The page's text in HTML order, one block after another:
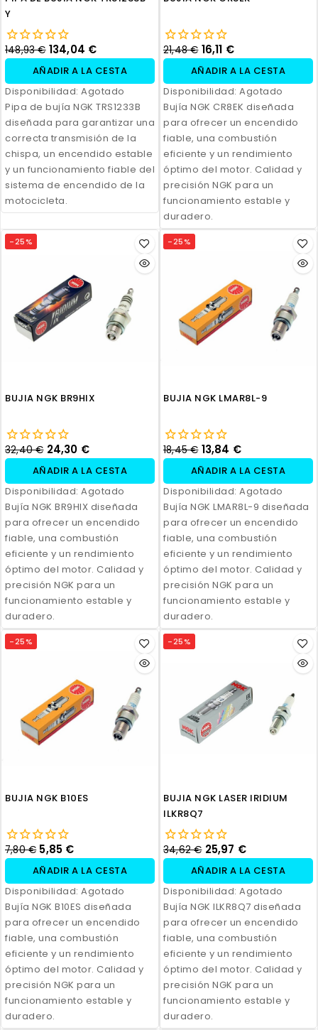
Y
148,93 € 134,04 €
AÑADIR A LA CESTA
Disponibilidad: Agotado
Pipa de bujía NGK TRS1233B
diseñada para garantizar una
correcta transmisión de la
chispa, un encendido estable
y un funcionamiento fiable del
sistema de encendido de la
motocicleta.
21,48 € 16,11 €
AÑADIR A LA CESTA
Disponibilidad: Agotado
Bujía NGK CR8EK diseñada
para ofrecer un encendido
fiable, una combustión
eficiente y un rendimiento
óptimo del motor. Calidad y
precisión NGK para un
funcionamiento estable y
duradero.
-25%
BUJIA NGK BR9HIX
32,40 € 24,30 €
AÑADIR A LA CESTA
Disponibilidad: Agotado
Bujía NGK BR9HIX diseñada
para ofrecer un encendido
fiable, una combustión
eficiente y un rendimiento
óptimo del motor. Calidad y
precisión NGK para un
funcionamiento estable y
duradero.
-25%
BUJIA NGK LMAR8L-9
18,45 € 13,84 €
AÑADIR A LA CESTA
Disponibilidad: Agotado
Bujía NGK LMAR8L-9 diseñada
para ofrecer un encendido
fiable, una combustión
eficiente y un rendimiento
óptimo del motor. Calidad y
precisión NGK para un
funcionamiento estable y
duradero.
-25%
BUJIA NGK B10ES
7,80 € 5,85 €
AÑADIR A LA CESTA
Disponibilidad: Agotado
Bujía NGK B10ES diseñada
para ofrecer un encendido
fiable, una combustión
eficiente y un rendimiento
óptimo del motor. Calidad y
precisión NGK para un
funcionamiento estable y
duradero.
-25%
BUJIA NGK LASER IRIDIUM
ILKR8Q7
34,62 € 25,97 €
AÑADIR A LA CESTA
Disponibilidad: Agotado
Bujía NGK ILKR8Q7 diseñada
para ofrecer un encendido
fiable, una combustión
eficiente y un rendimiento
óptimo del motor. Calidad y
precisión NGK para un
funcionamiento estable y
duradero.